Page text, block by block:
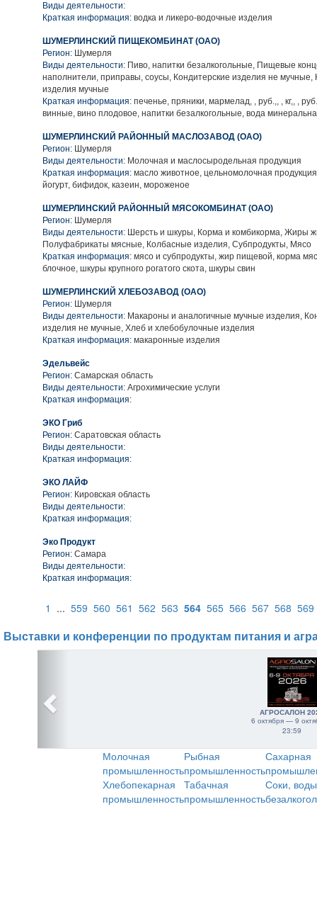
Виды деятельности:
Краткая информация: водка и ликеро-водочные изделия
ШУМЕРЛИНСКИЙ ПИЩЕКОМБИНАТ (ОАО)
Регион: Шумерля
Виды деятельности: Пиво, напитки безалкогольные, Пищевые
наполнители, приправы, соусы, Кондитерские изделия не мучные,
изделия мучные
Краткая информация: печенье, пряники, мармелад, , руб.,, , кг,, ,
винные, вино плодовое, напитки безалкогольные, вода
ШУМЕРЛИНСКИЙ РАЙОННЫЙ МАСЛОЗАВОД (ОАО)
Регион: Шумерля
Виды деятельности: Молочная и маслосыродельная продукция
Краткая информация: масло животное, цельномолочная
йогурт, бифидок, казеин, мороженое
ШУМЕРЛИНСКИЙ РАЙОННЫЙ МЯСОКОМБИНАТ (ОАО)
Регион: Шумерля
Виды деятельности: Шерсть и шкуры, Корма и комбикорма, Жиры
Полуфабрикаты мясные, Колбасные изделия, Субпродукты, Мясо
Краткая информация: мясо и субпродукты, жир пищевой, корма
блочное, шкуры крупного рогатого скота, шкуры свин
ШУМЕРЛИНСКИЙ ХЛЕБОЗАВОД (ОАО)
Регион: Шумерля
Виды деятельности: Макароны и аналогичные мучные изделия,
изделия не мучные, Хлеб и хлебобулочные изделия
Краткая информация: макаронные изделия
Эдельвейс
Регион: Самарская область
Виды деятельности: Агрохимические услуги
Краткая информация:
ЭКО Гриб
Регион: Саратовская область
Виды деятельности:
Краткая информация:
ЭКО ЛАЙФ
Регион: Кировская область
Виды деятельности:
Краткая информация:
Эко Продукт
Регион: Самара
Виды деятельности:
Краткая информация:
1 ... 559 560 561 562 563 564 565 566 567 568 569
Выставки и конференции по продуктам питания и
АГРОСАЛОН
6 октября — 9
23:59
Молочная
промышленность
Рыбная
промышленность
Сахарная
Хлебопекарная
промышленность
Табачная
промышленность
Соки,